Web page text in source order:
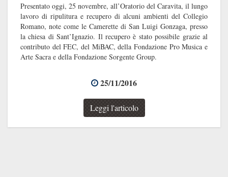
Presentato oggi, 25 novembre, all’Oratorio del Caravita, il lungo
lavoro di ripulitura e recupero di alcuni ambienti del Collegio
Romano, note come le Camerette di San Luigi Gonzaga, presso
la chiesa di Sant’Ignazio. Il recupero è stato possibile grazie al
contributo del FEC, del MiBAC, della Fondazione Pro Musica e
Arte Sacra e della Fondazione Sorgente Group.
25/11/2016
Leggi l'articolo